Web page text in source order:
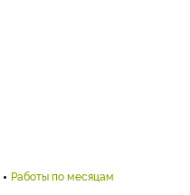
Работы по месяцам